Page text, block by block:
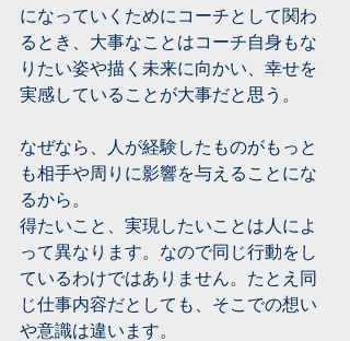
になっていくためにコーチとして関わ
るとき、大事なことはコーチ自身もな
りたい姿や描く未来に向かい、幸せを
実感していることが大事だと思う。
なぜなら、人が経験したものがもっと
も相手や周りに影響を与えることにな
るから。
得たいこと、実現したいことは人によ
って異なります。なので同じ行動をし
ているわけではありません。たとえ同
じ仕事内容だとしても、そこでの想い
や意識は違います。